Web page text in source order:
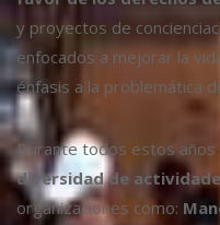
y proyectos de
enfocados a mejorar la
énfasis a la problemática
Durante todos estos años
diversidad de
organizaciones como: